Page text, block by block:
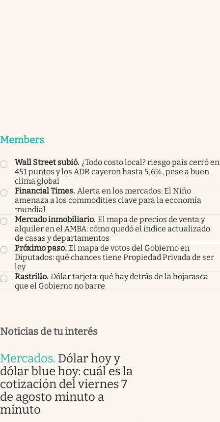
Members
Wall Street subió. ¿Todo costo local? riesgo país cerró en
451 puntos y los ADR cayeron hasta 5,6%, pese a buen
clima global
Financial Times. Alerta en los mercados: El Niño
amenaza a los commodities clave para la economía
mundial
Mercado inmobiliario. El mapa de precios de venta y
alquiler en el AMBA: cómo quedó el índice actualizado
de casas y departamentos
Próximo paso. El mapa de votos del Gobierno en
Diputados: qué chances tiene Propiedad Privada de ser
ley
Rastrillo. Dólar tarjeta: qué hay detrás de la hojarasca
que el Gobierno no barre
Noticias de tu interés
Mercados. Dólar hoy y
dólar blue hoy: cuál es la
cotización del viernes 7
de agosto minuto a
minuto